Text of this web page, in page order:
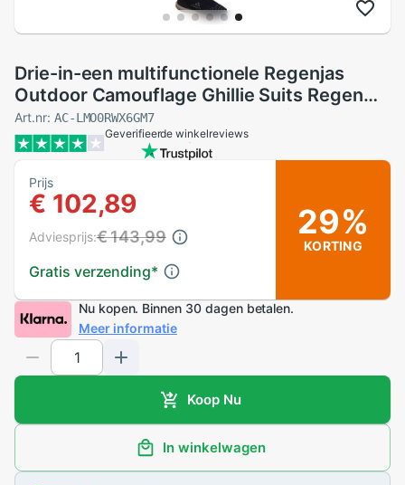
Drie-in-een multifunctionele Regenjas
Outdoor Camouflage Ghillie Suits Regen
Jas Poncho Mantel Duurzaam Vissen
Camping regenkleding
Art.nr: AC-LMO0RWX6GM7
Geverifieerde winkelreviews
Prijs
€ 102,89
Gratis verzending*
Adviesprijs:€ 143,99 29%
KORTING
Nu kopen. Binnen 30 dagen betalen.
Meer informatie
Koop Nu
In winkelwagen